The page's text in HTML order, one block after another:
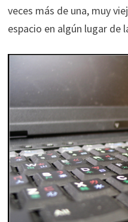
veces más de una, muy
espacio en algún lugar de